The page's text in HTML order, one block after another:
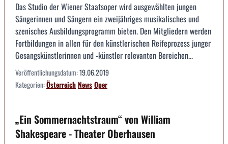
Das Studio der Wiener Staatsoper wird ausgewählten jungen
Sängerinnen und Sängern ein zweijähriges musikalisches und
szenisches Ausbildungsprogramm bieten. Den Mitgliedern werden
Fortbildungen in allen für den künstlerischen Reifeprozess junger
Gesangskünstlerinnen und -künstler relevanten Bereichen...
Veröffentlichungsdatum:19.06.2019
Kategorien:ÖsterreichNewsOper
„Ein Sommernachtstraum“ von William
Shakespeare - Theater Oberhausen